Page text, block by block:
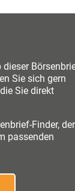
Sie sich gern
Sie direkt
Finder, der
passenden